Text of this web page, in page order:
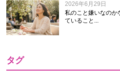
2026年6月29日
私のこと嫌いなのか
ていること...
タグ